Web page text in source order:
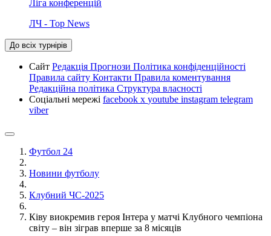
Ліга конференцій
ЛЧ - Top News
До всіх турнірів
Сайт Редакція Прогнози Політика конфіденційності
Правила сайту Контакти Правила коментування
Редакційна політика Структура власності
Соціальні мережі facebook x youtube instagram telegram
viber
Футбол 24
Новини футболу
Клубний ЧС-2025
Ківу виокремив героя Інтера у матчі Клубного чемпіона
світу – він зіграв вперше за 8 місяців